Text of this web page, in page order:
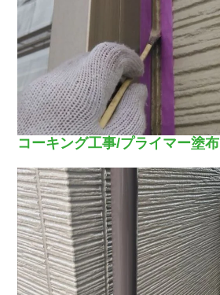
コーキング工事/プライマー塗布